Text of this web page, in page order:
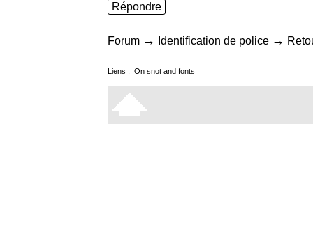
Répondre
Forum → Identification de police →
Liens : On snot and fonts